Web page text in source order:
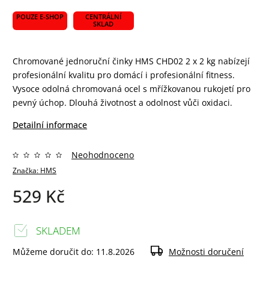
POUZE E-SHOP
CENTRÁLNÍ
SKLAD
Chromované jednoruční činky HMS CHD02 2 x 2 kg nabízejí
profesionální kvalitu pro domácí i profesionální fitness.
Vysoce odolná chromovaná ocel s mřížkovanou rukojetí pro
pevný úchop. Dlouhá životnost a odolnost vůči oxidaci.
Detailní informace
Značka: HMS
Neohodnoceno
529 Kč
SKLADEM
Můžeme doručit do: 11.8.2026 Možnosti doručení